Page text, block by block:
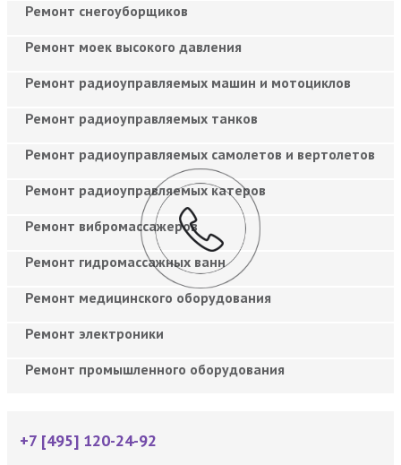
Ремонт снегоуборщиков
Ремонт моек высокого давления
Ремонт радиоуправляемых машин и мотоциклов
Ремонт радиоуправляемых танков
Ремонт радиоуправляемых самолетов и вертолетов
Ремонт радиоуправляемых катеров
Ремонт вибромассажеров
Ремонт гидромассажных ванн
Ремонт медицинского оборудования
Ремонт электроники
Ремонт промышленного оборудования
+7 [495] 120-24-92